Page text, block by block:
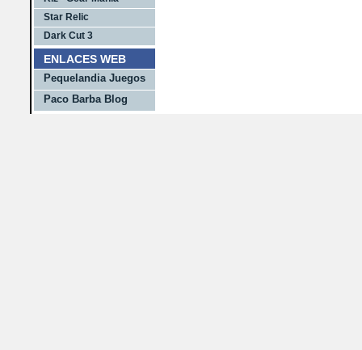
Star Relic
Dark Cut 3
ENLACES WEB
Pequelandia Juegos
Paco Barba Blog